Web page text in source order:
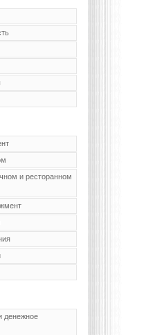
и ресторанном
денежное